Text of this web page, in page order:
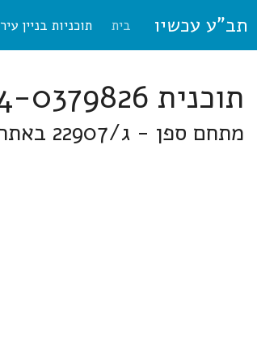
תב"ע עכשיו בית תוכניות בניין עיר
תוכנית 214-0379826 עמק הירדן
מתחם ספן - ג/22907 באתר ספן בצמוד לכביש מספר 90 כ-5 ק"מ דרומית לצומת צמח